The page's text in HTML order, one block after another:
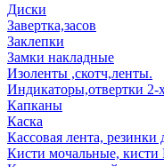
Диски
Завертка,засов
Заклепки
Замки накладные
Изоленты ,скотч,ленты.
Индикаторы,отвертки 2-
Капканы
Каска
Кассовая лента, резинки
Кисти мочальные, кисти